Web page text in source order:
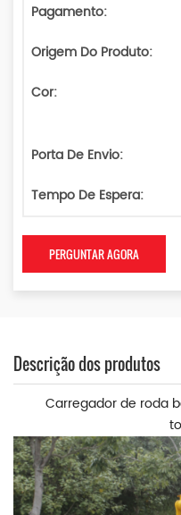
Pagamento:
Origem Do Produto:
Cor:
Porta De Envio:
Tempo De Espera:
PERGUNTAR AGORA
Descrição dos produtos
Carregador de roda